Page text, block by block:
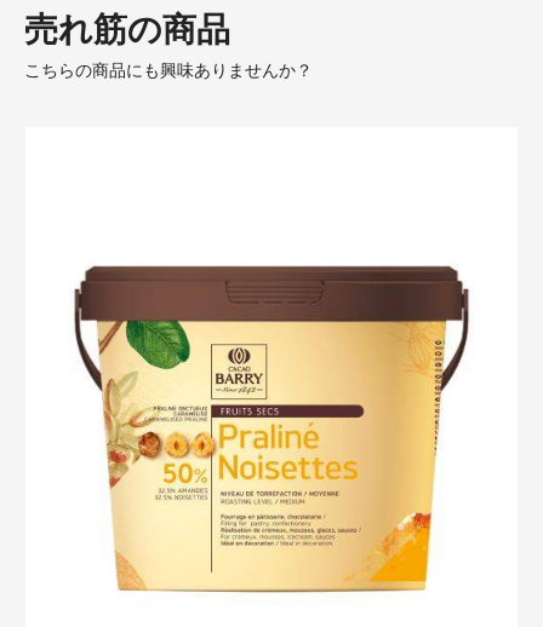
売れ筋の商品
こちらの商品にも興味ありませんか？